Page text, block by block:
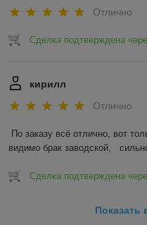
Отлично
Сделка подтверждена
кирилл
Отлично
По заказу всё отлично, вот
видимо брак заводской,
Сделка подтверждена
Показать